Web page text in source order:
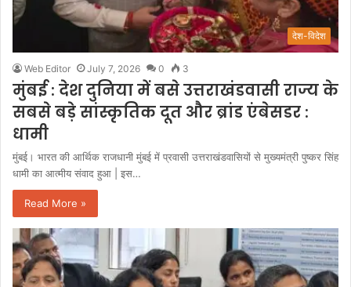
देश-विदेश
Web Editor July 7, 2026 0 3
मुंबई : देश दुनिया में बसे उत्तराखंडवासी राज्य के
सबसे बड़े सांस्कृतिक दूत और ब्रांड एंबेसडर :
धामी
मुंबई। भारत की आर्थिक राजधानी मुंबई में प्रवासी उत्तराखंडवासियों से मुख्यमंत्री पुष्कर सिंह
धामी का आत्मीय संवाद हुआ | इस…
Read More »